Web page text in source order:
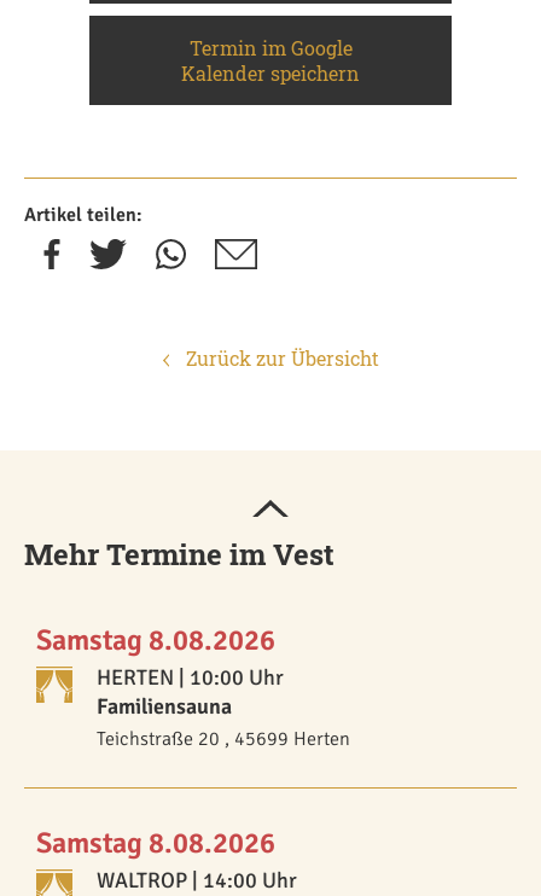
Termin im Google
Kalender speichern
Artikel teilen:
Zurück zur Übersicht
Mehr Termine im Vest
Samstag 8.08.2026
HERTEN | 10:00 Uhr
Familiensauna
Teichstraße 20 , 45699 Herten
Samstag 8.08.2026
WALTROP | 14:00 Uhr